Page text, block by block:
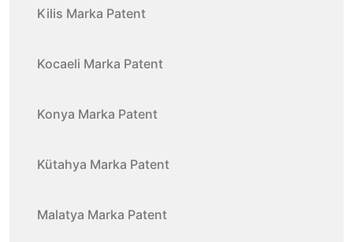
Kilis Marka Patent
Kocaeli Marka Patent
Konya Marka Patent
Kütahya Marka Patent
Malatya Marka Patent